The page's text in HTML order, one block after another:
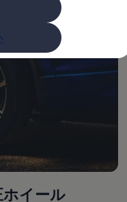
円補助
の安心サポートが無償
えを10万円補助
ープログラム
ビス
動車保険プラス
ョン
い例
たプランをみつける
録・ログイン
グイン
制度
イール